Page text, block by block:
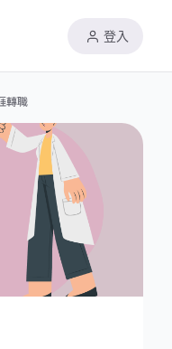
登入
轉職